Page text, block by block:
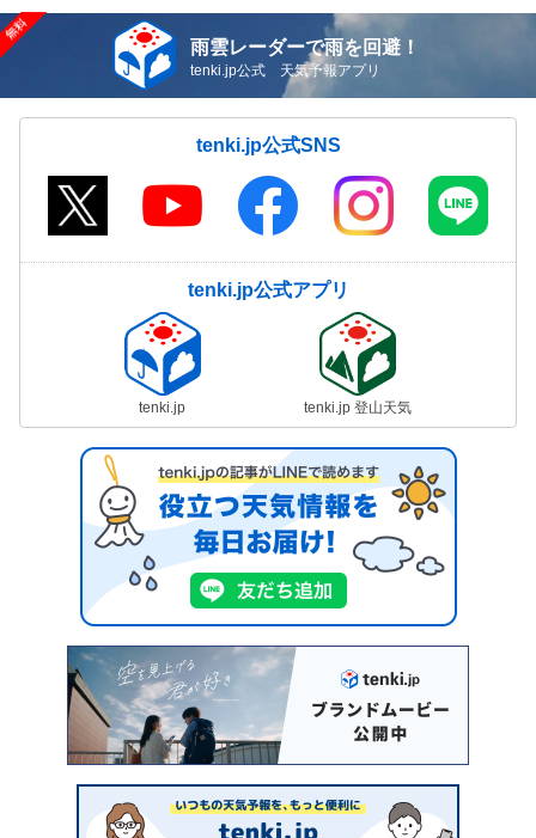
雨雲レーダーで雨を回避！
tenki.jp公式 天気予報アプリ
tenki.jp公式SNS
tenki.jp公式アプリ
tenki.jp tenki.jp 登山天気